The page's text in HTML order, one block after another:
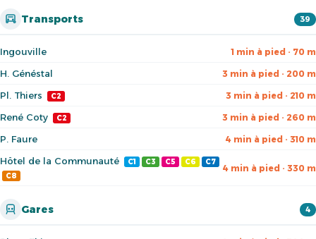
Transports 39
Ingouville 1 min à pied · 70 m
H. Généstal 3 min à pied · 200 m
Pl. Thiers C2 3 min à pied · 210 m
René Coty C2 3 min à pied · 260 m
P. Faure 4 min à pied · 310 m
Hôtel de la Communauté C1 C3 C5 C6
C7
C8
4 min à pied · 330 m
Gares 4